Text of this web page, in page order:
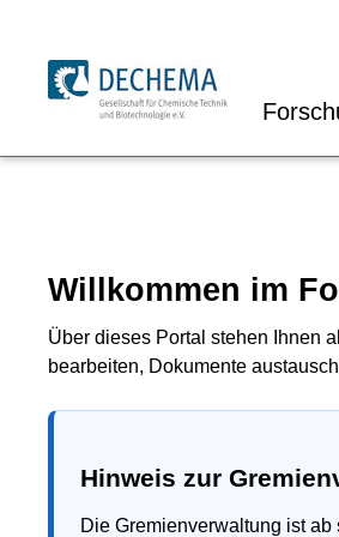
Willkommen im
Über dieses Portal stehen Ihnen
bearbeiten, Dokumente
Hinweis zur
Die Gremienverwaltung ist